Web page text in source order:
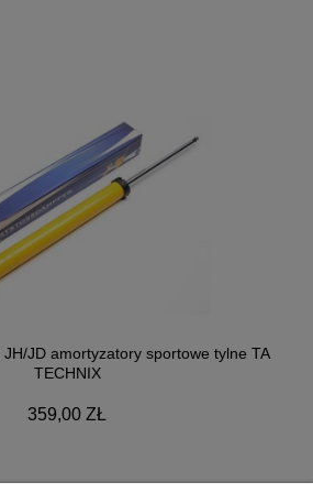
JH/JD amortyzatory sportowe tylne TA
TECHNIX
359,00 ZŁ